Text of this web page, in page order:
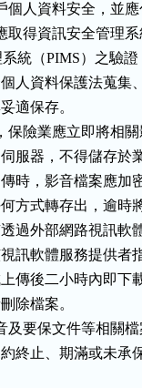
個人資料安全，並
取得資訊安全管理
系統（PIMS）之驗
個人資料保護法蒐集
適保存。
保險業應立即將相
伺服器，不得儲存
傳時，影音檔案應
何方式轉存出，逾
透過外部網路視訊
視訊軟體服務提供
上傳後二小時內即下
除檔案。
及要保文件等相關
約終止、期滿或未